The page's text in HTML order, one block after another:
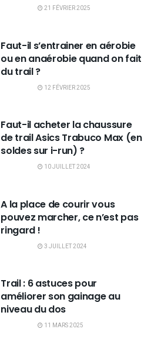
21 FÉVRIER 2025
Faut-il s’entrainer en aérobie
ou en anaérobie quand on fait
du trail ?
12 FÉVRIER 2025
Faut-il acheter la chaussure
de trail Asics Trabuco Max (en
soldes sur i-run) ?
10 JUILLET 2024
A la place de courir vous
pouvez marcher, ce n’est pas
ringard !
3 JUILLET 2024
Trail : 6 astuces pour
améliorer son gainage au
niveau du dos
11 MARS 2025